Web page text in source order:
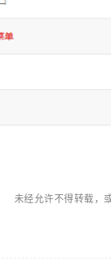
未经允许不得转载，